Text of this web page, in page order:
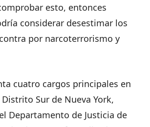
esto, entonces
considerar desestimar los
por narcoterrorismo y
cuatro cargos principales en
Sur de Nueva York,
Departamento de Justicia de